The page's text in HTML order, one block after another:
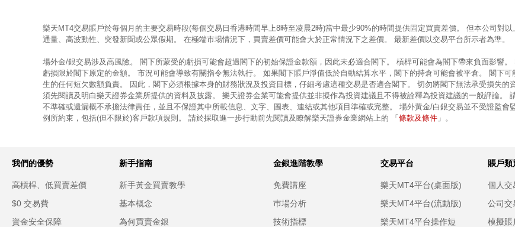
樂天MT4交易賬戶於每個月的主要交易時段(每個交易日香港時間早上8時至凌晨2時)當中最少90%的時間提供固定買賣差價。 但本公司對
通量、高波動性、突發新聞或公眾假期。 在極端市場情況下，買賣差價可能會大於正常情況下之差價。 最新差價以交易平台所示者為準。
場外金/銀交易涉及高風險。 閣下所蒙受的虧損可能會超過閣下的初始保證金款額，因此未必適合閣下。 槓桿可能會為閣下帶來負面影響
虧損限於閣下原定的金額。 市況可能會導致有關指令無法執行。 如果閣下賬戶淨值低於自動結算水平，閣下的持倉可能會被平倉。 閣下
生的任何短欠數額負責。 因此，閣下必須根據本身的財務狀況及投資目標，仔細考慮這種交易是否適合閣下。 切勿將閣下無法承受損失
須先閱讀及明白樂天證券金業所提供的資料及披露。 樂天證券金業可能會提供並非擬作為投資建議且不得被詮釋為投資建議的一般評論。
不準確或遺漏概不承擔法律責任，並且不保證其中所載信息、文字、圖表、連結或其他項目準確或完整。 場外黃金/白銀交易並不受證監
例所約束，包括(但不限於)客戶款項規則。 請於採取進一步行動前先閱讀及瞭解樂天證券金業網站上的 「 條款及條件 」。
我們的優勢
高槓桿、低買賣差價
$0 交易費
資金安全保障
新手指南
新手黃金買賣教學
基本概念
為何買賣金銀
金銀進階教學
免費講座
巿場分析
技術指標
交易平台
樂天MT4平台(桌面版)
樂天MT4平台(流動版)
樂天MT4平台操作短
賬戶
個人交
公司交
模擬賬